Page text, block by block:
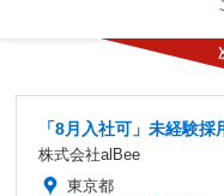
「8月入社可」未経験
株式会社alBee
東京都